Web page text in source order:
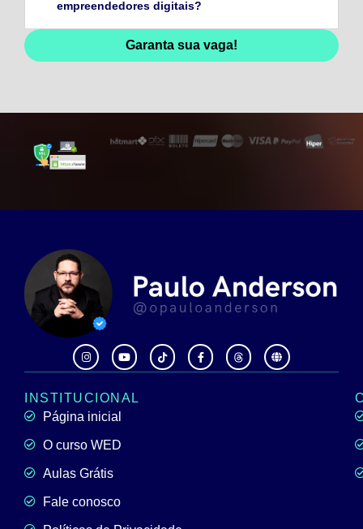
empreendedores digitais?
Garanta sua vaga!
INSTITUCIONAL
Página inicial
O curso WED
Aulas Grátis
Fale conosco